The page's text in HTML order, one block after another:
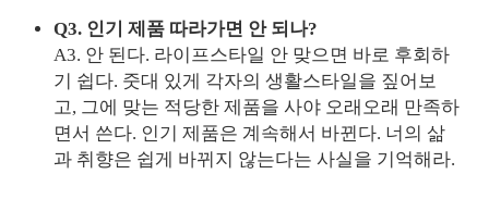
Q3. 인기 제품 따라가면 안 되나?
A3. 안 된다. 라이프스타일 안 맞으면 바로 후회하
기 쉽다. 줏대 있게 각자의 생활스타일을 짚어보
고, 그에 맞는 적당한 제품을 사야 오래오래 만족하
면서 쓴다. 인기 제품은 계속해서 바뀐다. 너의 삶
과 취향은 쉽게 바뀌지 않는다는 사실을 기억해라.